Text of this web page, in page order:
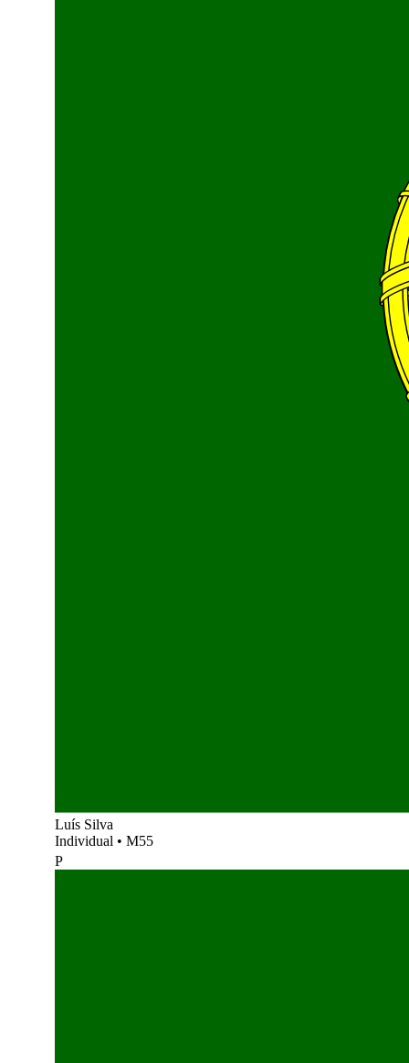
Luís Silva
Individual • M55
P